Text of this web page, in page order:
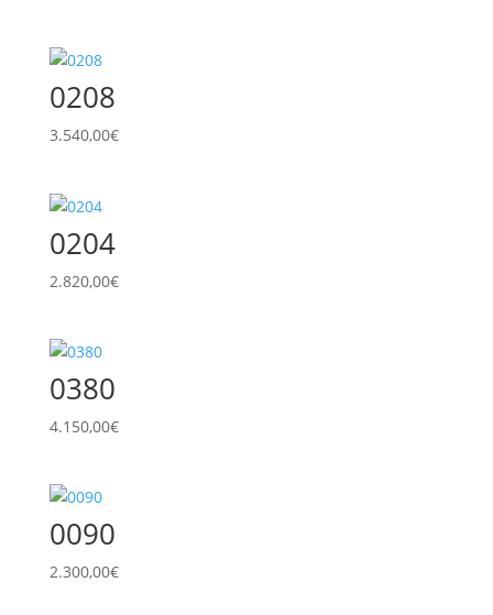
0208
3.540,00€
0204
2.820,00€
0380
4.150,00€
0090
2.300,00€